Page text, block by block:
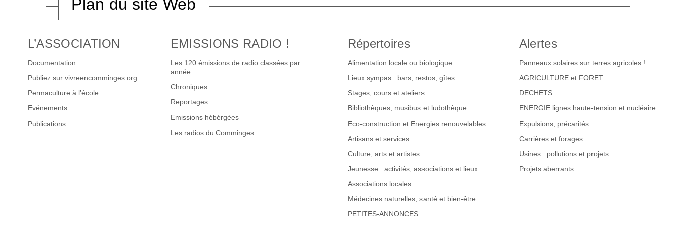
Plan du site Web
L’ASSOCIATION
Documentation
Publiez sur vivreencomminges.org
Permaculture à l’école
Evénements
Publications
EMISSIONS RADIO !
Les 120 émissions de radio classées par
année
Chroniques
Reportages
Emissions hébérgées
Les radios du Comminges
Répertoires
Alimentation locale ou biologique
Lieux sympas : bars, restos, gîtes…
Stages, cours et ateliers
Bibliothèques, musibus et ludothèque
Eco-construction et Energies renouvelables
Artisans et services
Culture, arts et artistes
Jeunesse : activités, associations et lieux
Associations locales
Médecines naturelles, santé et bien-être
PETITES-ANNONCES
Alertes
Panneaux solaires sur terres agricoles !
AGRICULTURE et FORET
DECHETS
ENERGIE lignes haute-tension et nucléaire
Expulsions, précarités …
Carrières et forages
Usines : pollutions et projets
Projets aberrants